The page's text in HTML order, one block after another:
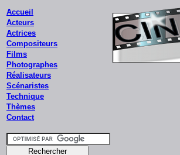
Accueil
Acteurs
Actrices
Compositeurs
Films
Photographes
Réalisateurs
Scénaristes
Technique
Thèmes
Contact